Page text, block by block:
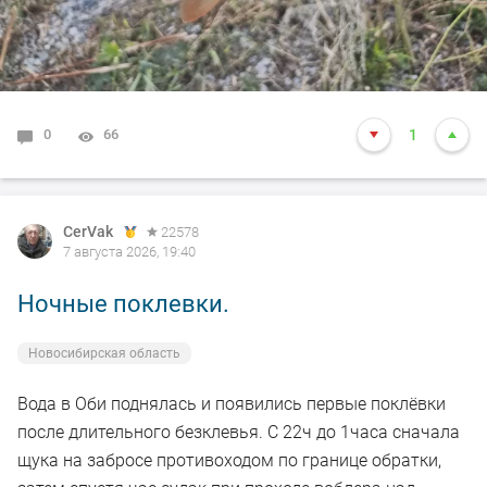
0 66 1
CerVak
22578
7 августа 2026, 19:40
Ночные поклевки.
Новосибирская область
Вода в Оби поднялась и появились первые поклёвки
после длительного безклевья. С 22ч до 1часа сначала
щука на забросе противоходом по границе обратки,